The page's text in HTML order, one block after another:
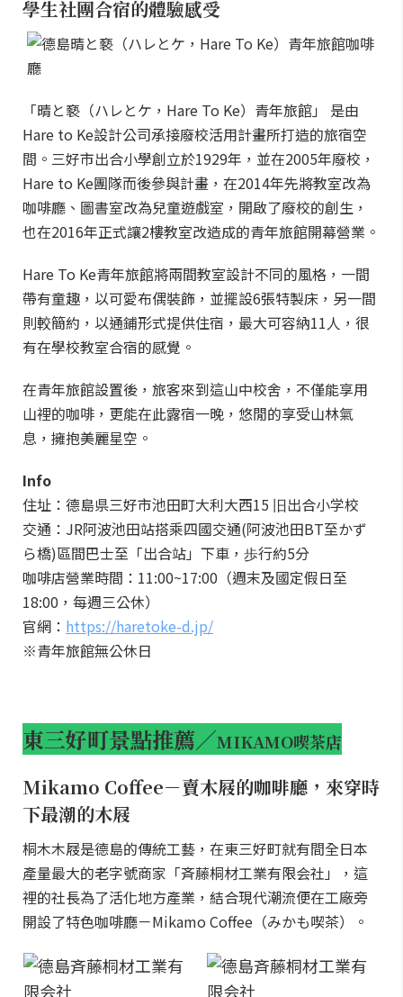
學生社團合宿的體驗感受
「晴と褻（ハレとケ，Hare To Ke）青年旅館」 是由
Hare to Ke設計公司承接廢校活用計畫所打造的旅宿空
間。三好市出合小學創立於1929年，並在2005年廢校，
Hare to Ke團隊而後參與計畫，在2014年先將教室改為
咖啡廳、圖書室改為兒童遊戲室，開啟了廢校的創生，
也在2016年正式讓2樓教室改造成的青年旅館開幕營業。
Hare To Ke青年旅館將兩間教室設計不同的風格，一間
帶有童趣，以可愛布偶裝飾，並擺設6張特製床，另一間
則較簡約，以通鋪形式提供住宿，最大可容納11人，很
有在學校教室合宿的感覺。
在青年旅館設置後，旅客來到這山中校舍，不僅能享用
山裡的咖啡，更能在此露宿一晚，悠閒的享受山林氣
息，擁抱美麗星空。
Info
住址：德島県三好市池田町大利大西15 旧出合小学校
交通：JR阿波池田站搭乘四國交通(阿波池田BT至かず
ら橋)區間巴士至「出合站」下車，歩行約5分
咖啡店營業時間：11:00~17:00（週末及國定假日至
18:00，每週三公休）
官網： https://haretoke-d.jp/
※青年旅館無公休日
東三好町景點推薦／MIKAMO喫茶店
Mikamo Coffee－賣木屐的咖啡廳，來穿時
下最潮的木屐
桐木木屐是德島的傳統工藝，在東三好町就有間全日本
產量最大的老字號商家「斉藤桐材工業有限会社」，這
裡的社長為了活化地方產業，結合現代潮流便在工廠旁
開設了特色咖啡廳－Mikamo Coffee（みかも喫茶）。